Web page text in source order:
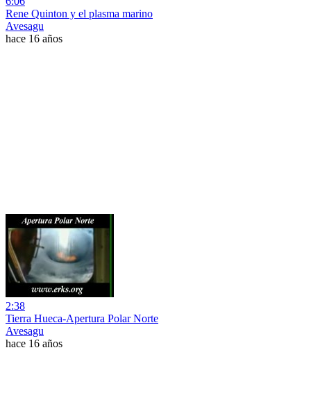
Rene Quinton y el plasma marino
Avesagu
hace 16 años
2:38
Tierra Hueca-Apertura Polar Norte
Avesagu
hace 16 años